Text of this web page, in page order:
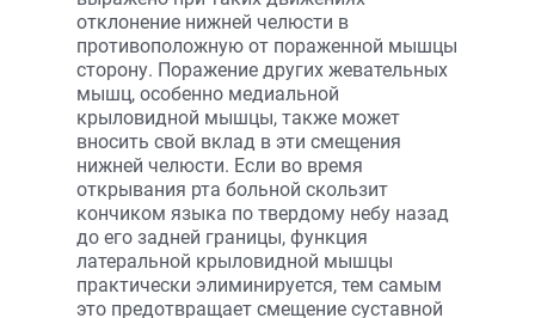
отклонение нижней челюсти в
противоположную от пораженной мышцы
сторону. Поражение других жевательных
мышц, особенно медиальной
крыловидной мышцы, также может
вносить свой вклад в эти смещения
нижней челюсти. Если во время
открывания рта больной скользит
кончиком языка по твердому небу назад
до его задней границы, функция
латеральной крыловидной мышцы
практически элиминируется, тем самым
это предотвращает смещение суставной